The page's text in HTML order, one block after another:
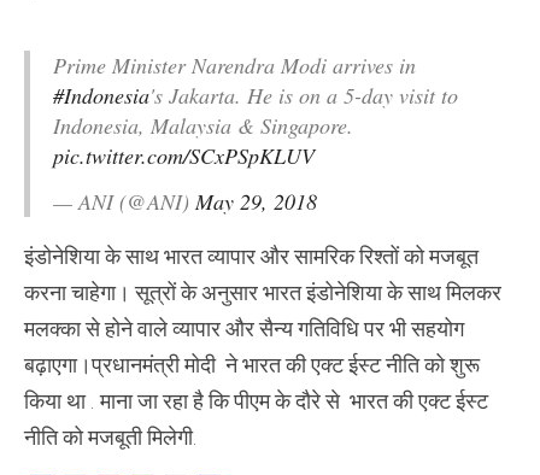
Prime Minister Narendra Modi arrives in
#Indonesia's Jakarta. He is on a 5-day visit to
Indonesia, Malaysia & Singapore.
pic.twitter.com/SCxPSpKLUV
— ANI (@ANI)May 29, 2018
इंडोनेशिया के साथ भारत व्यापार और सामरिक रिश्तों को मजबूत
करना चाहेगा। सूत्रों के अनुसार भारत इंडोनेशिया के साथ मिलकर
मलक्का से होने वाले व्यापार और सैन्य गतिविधि पर भी सहयोग
बढ़ाएगा।प्रधानमंत्री मोदी ने भारत की एक्ट ईस्ट नीति को शुरू
किया था . माना जा रहा है कि पीएम के दौरे से भारत की एक्ट ईस्ट
नीति को मजबूती मिलेगी.